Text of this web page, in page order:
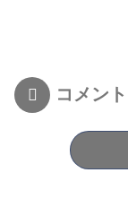
コメント